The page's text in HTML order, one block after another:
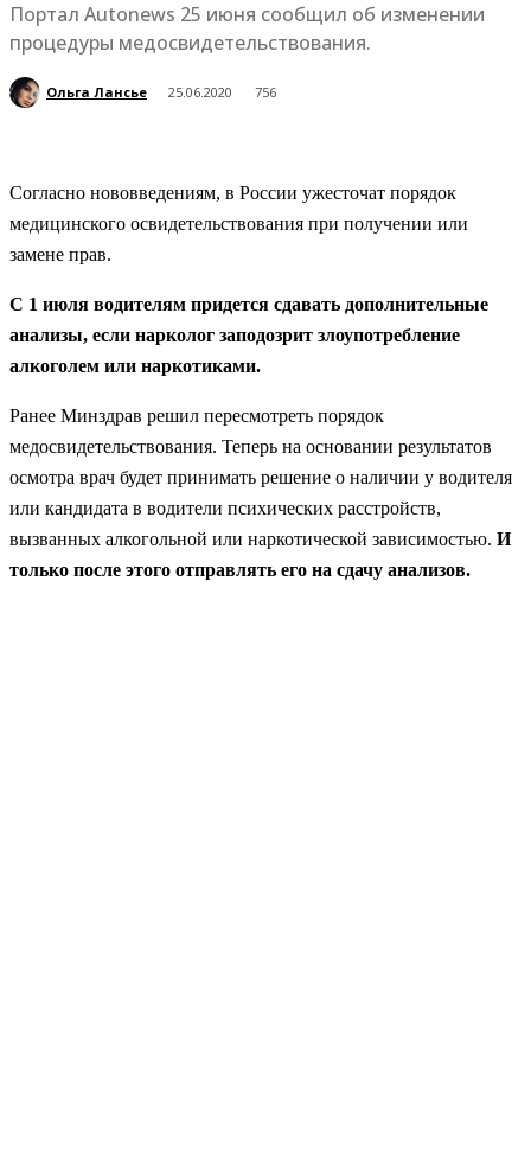
Портал Autonews 25 июня сообщил об изменении
процедуры медосвидетельствования.
Ольга Лансье 25.06.2020 756
Согласно нововведениям, в России ужесточат порядок
медицинского освидетельствования при получении или
замене прав.
С 1 июля водителям придется сдавать дополнительные
анализы, если нарколог заподозрит злоупотребление
алкоголем или наркотиками.
Ранее Минздрав решил пересмотреть порядок
медосвидетельствования. Теперь на основании результатов
осмотра врач будет принимать решение о наличии у водителя
или кандидата в водители психических расстройств,
вызванных алкогольной или наркотической зависимостью. И
только после этого отправлять его на сдачу анализов.